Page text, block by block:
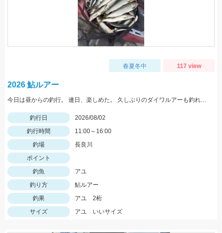
春夏冬中 117 view
2026 鮎ルアー
今日は昼からの釣行。 連日、楽しめた。 久しぶりのダイワルアーも釣れてくれました。
釣行日
2026/08/02
釣行時間
11:00～16:00
釣場
長良川
ポイント
釣魚
アユ
釣り方
鮎ルアー
釣果
アユ 2桁
サイズ
アユ いいサイズ